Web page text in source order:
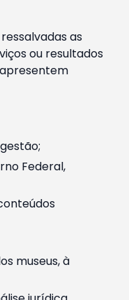
as
ou resultados
Federal,
museus, à